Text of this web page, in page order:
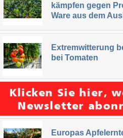
kämpfen gegen
Ware aus dem
Extremwitterung
bei Tomaten
Europas